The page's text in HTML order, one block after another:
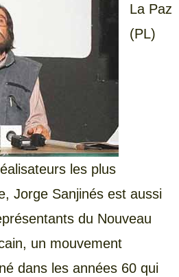
La Paz
(PL)
les plus
Jorge Sanjinés est aussi
du Nouveau
un mouvement
dans les années 60 qui